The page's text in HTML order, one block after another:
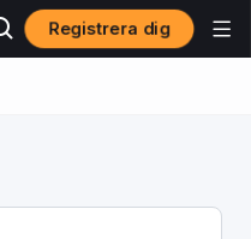
Registrera dig